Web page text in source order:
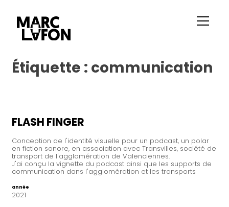
Étiquette : communication
FLASH FINGER
Conception de l'identité visuelle pour un podcast, un polar
en fiction sonore, en association avec Transvilles, société de
transport de l'agglomération de Valenciennes.
J'ai conçu la vignette du podcast ainsi que les supports de
communication dans l'agglomération et les transports
année
2021